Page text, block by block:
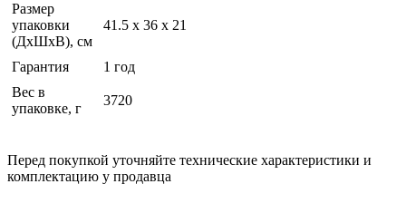
Размер
упаковки
(ДхШхВ), см
41.5 x 36 x 21
Гарантия
1 год
Вес в
упаковке, г
3720
Перед покупкой уточняйте технические характеристики и
комплектацию у продавца